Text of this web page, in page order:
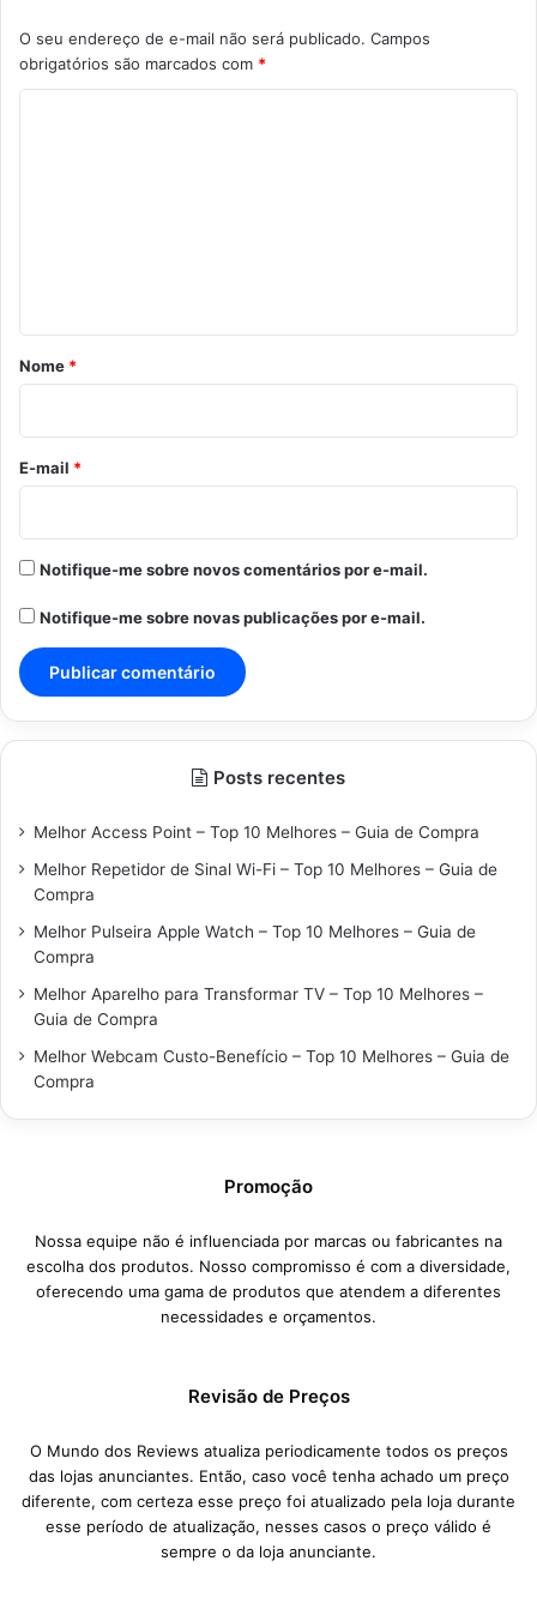
O seu endereço de e-mail não será publicado. Campos
obrigatórios são marcados com *
r
o
*
Nome *
E-mail *
Notifique-me sobre novos comentários por e-mail.
Notifique-me sobre novas publicações por e-mail.
Posts recentes
Melhor Access Point – Top 10 Melhores – Guia de Compra
Melhor Repetidor de Sinal Wi-Fi – Top 10 Melhores – Guia de
Compra
Melhor Pulseira Apple Watch – Top 10 Melhores – Guia de
Compra
Melhor Aparelho para Transformar TV – Top 10 Melhores –
Guia de Compra
Melhor Webcam Custo-Benefício – Top 10 Melhores – Guia de
Compra
Promoção
Nossa equipe não é influenciada por marcas ou fabricantes na
escolha dos produtos. Nosso compromisso é com a diversidade,
oferecendo uma gama de produtos que atendem a diferentes
necessidades e orçamentos.
Revisão de Preços
O Mundo dos Reviews atualiza periodicamente todos os preços
das lojas anunciantes. Então, caso você tenha achado um preço
diferente, com certeza esse preço foi atualizado pela loja durante
esse período de atualização, nesses casos o preço válido é
sempre o da loja anunciante.